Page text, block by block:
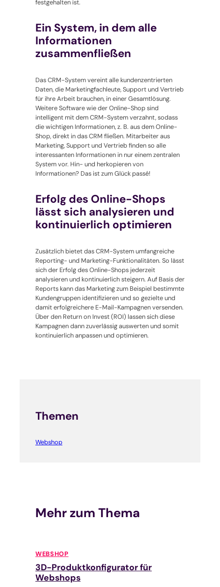
festgehalten ist.
Ein System, in dem alle
Informationen
zusammenfließen
Das CRM-System vereint alle kundenzentrierten
Daten, die Marketingfachleute, Support und Vertrieb
für ihre Arbeit brauchen, in einer Gesamtlösung.
Weitere Software wie der Online-Shop sind
intelligent mit dem CRM-System verzahnt, sodass
die wichtigen Informationen, z. B. aus dem Online-
Shop, direkt in das CRM fließen. Mitarbeiter aus
Marketing, Support und Vertrieb finden so alle
interessanten Informationen in nur einem zentralen
System vor. Hin- und herkopieren von
Informationen? Das ist zum Glück passé!
Erfolg des Online-Shops
lässt sich analysieren und
kontinuierlich optimieren
Zusätzlich bietet das CRM-System umfangreiche
Reporting- und Marketing-Funktionalitäten. So lässt
sich der Erfolg des Online-Shops jederzeit
analysieren und kontinuierlich steigern. Auf Basis der
Reports kann das Marketing zum Beispiel bestimmte
Kundengruppen identifizieren und so gezielte und
damit erfolgreichere E-Mail-Kampagnen versenden.
Über den Return on Invest (ROI) lassen sich diese
Kampagnen dann zuverlässig auswerten und somit
kontinuierlich anpassen und optimieren.
Themen
Webshop
Mehr zum Thema
WEBSHOP
3D-Produktkonfigurator für
Webshops